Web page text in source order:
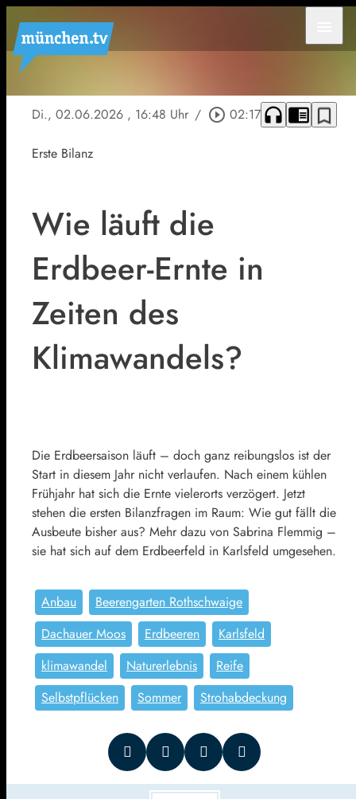
Di., 02.06.2026 , 16:48 Uhr / play_circle_outline 02:17 headphones chrome_reader_mode bookmark_border
Erste Bilanz
Wie läuft die
Erdbeer-Ernte in
Zeiten des
Klimawandels?
Die Erdbeersaison läuft – doch ganz reibungslos ist der
Start in diesem Jahr nicht verlaufen. Nach einem kühlen
Frühjahr hat sich die Ernte vielerorts verzögert. Jetzt
stehen die ersten Bilanzfragen im Raum: Wie gut fällt die
Ausbeute bisher aus? Mehr dazu von Sabrina Flemmig –
sie hat sich auf dem Erdbeerfeld in Karlsfeld umgesehen.
Anbau
Beerengarten Rothschwaige
Dachauer Moos
Erdbeeren
Karlsfeld
klimawandel
Naturerlebnis
Reife
Selbstpflücken
Sommer Strohabdeckung